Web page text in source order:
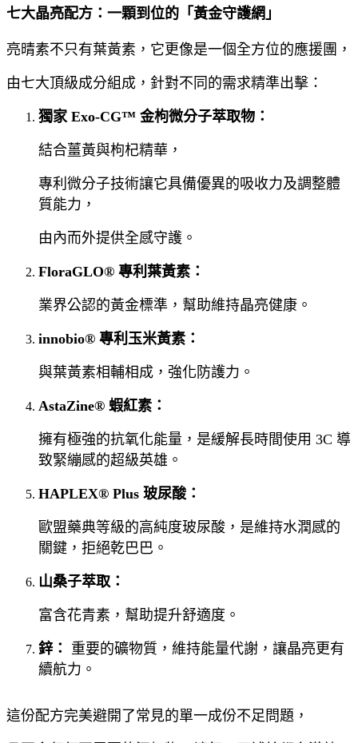
七大晶亮配方：一顆到位的「黃金守護網」
亮晴素不只有葉黃素，它更像是一個全方位的應援團，
由七大頂級成分組成，針對不同的需求精準出擊：
獨家 Exo-CG™ 金枸微分子萃取物：
結合薑黃與枸杞精華，
專利微分子技術讓它具備優異的吸收力及調整體
質能力，
由內而外提供全感守護。
FloraGLO® 專利葉黃素：
業界公認的黃金標準，幫助維持晶亮健康。
innobio® 專利玉米黃素：
與葉黃素相輔相成，強化防護力。
AstaZine® 蝦紅素：
擁有極強的抗氧化能量，是緩解長時間使用 3C 導
致緊繃感的超級英雄。
HAPLEX® Plus 玻尿酸：
歐盟藥典等級的高純度玻尿酸，是維持水潤感的
關鍵，拒絕乾巴巴。
山桑子萃取：
富含花青素，幫助提升舒適度。
鋅：
重要的礦物質，維持能量代謝，讓晶亮更有
續航力。
這份配方完美避開了常見的單一成份不足問題，